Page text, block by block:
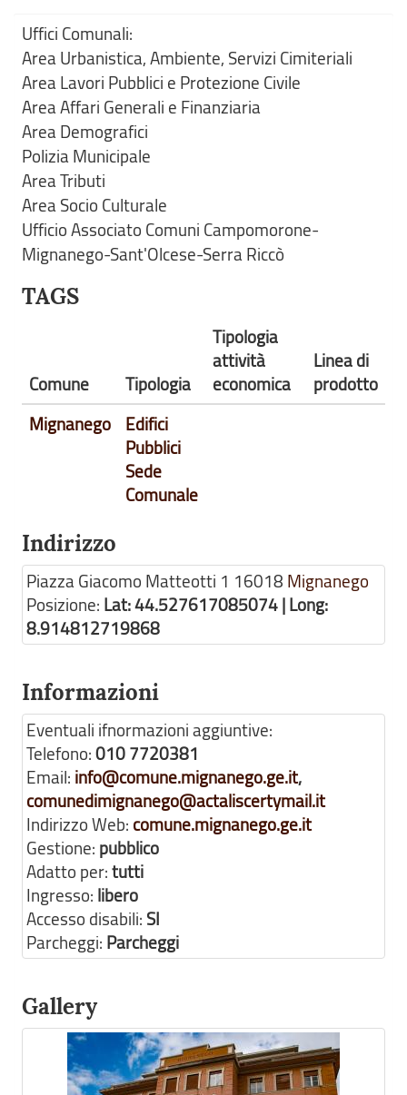
Uffici Comunali:
Area Urbanistica, Ambiente, Servizi Cimiteriali
Area Lavori Pubblici e Protezione Civile
Area Affari Generali e Finanziaria
Area Demografici
Polizia Municipale
Area Tributi
Area Socio Culturale
Ufficio Associato Comuni Campomorone-
Mignanego-Sant'Olcese-Serra Riccò
TAGS
Comune Tipologia
Tipologia
attività
economica
Linea di
prodotto
Mignanego
Edifici
Pubblici
Sede
Comunale
Indirizzo
Piazza Giacomo Matteotti 1 16018 Mignanego
Posizione: Lat: 44.527617085074 | Long:
8.914812719868
Informazioni
Eventuali ifnormazioni aggiuntive:
Telefono:010 7720381
Email: info@comune.mignanego.ge.it,
comunedimignanego@actaliscertymail.it
Indirizzo Web: comune.mignanego.ge.it
Gestione: pubblico
Adatto per:tutti
Ingresso: libero
Accesso disabili: SI
Parcheggi: Parcheggi
Gallery